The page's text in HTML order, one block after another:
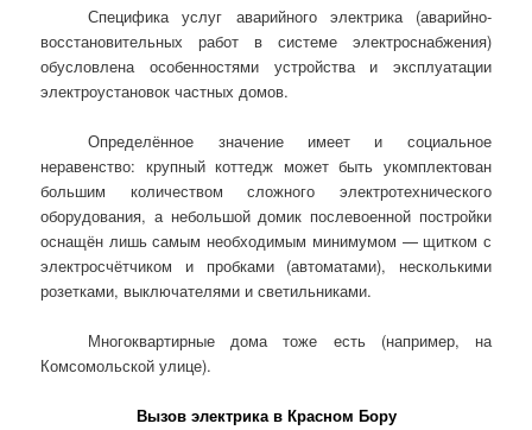
Специфика услуг аварийного электрика (аварийно-
восстановительных работ в системе электроснабжения)
обусловлена особенностями устройства и эксплуатации
электроустановок частных домов.
Определённое значение имеет и социальное
неравенство: крупный коттедж может быть укомплектован
большим количеством сложного электротехнического
оборудования, а небольшой домик послевоенной постройки
оснащён лишь самым необходимым минимумом — щитком с
электросчётчиком и пробками (автоматами), несколькими
розетками, выключателями и светильниками.
Многоквартирные дома тоже есть (например, на
Комсомольской улице).
Вызов электрика в Красном Бору